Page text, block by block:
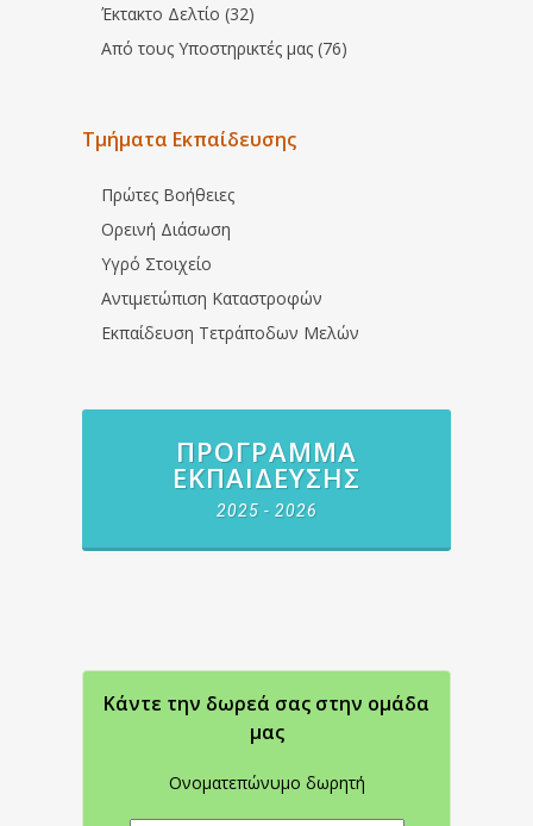
Έκτακτο Δελτίο (32)
Από τους Υποστηρικτές μας (76)
Τμήματα Εκπαίδευσης
Πρώτες Βοήθειες
Ορεινή Διάσωση
Υγρό Στοιχείο
Αντιμετώπιση Καταστροφών
Εκπαίδευση Τετράποδων Μελών
ΠΡΌΓΡΑΜΜΑ
ΕΚΠΑΊΔΕΥΣΗΣ
2025 - 2026
Κάντε την δωρεά σας στην oμάδα
μας
Ονοματεπώνυμο δωρητή